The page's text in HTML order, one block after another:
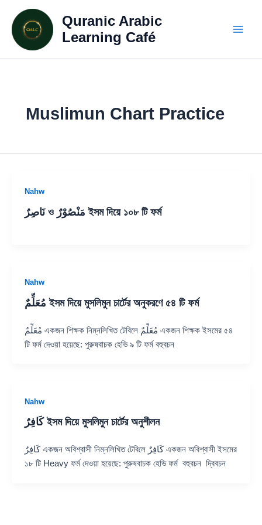
to
content
Quranic Arabic
Learning Café
Muslimun Chart Practice
Nahw
نَاصِرٌ ও مَنْصُوْرٌ ইসম দিয়ে ১০৮ টি ফর্ম
Nahw
مُعَلِّمٌ ইসম দিয়ে মুসলিমুন চার্টের অনুকরণে ৫৪ টি ফর্ম
مُعَلِّمٌ একজন শিক্ষক নিম্নলিখিত টেবিলে مُعَلِّمٌ একজন শিক্ষক ইসমের ৫৪
টি ফর্ম দেওয়া হয়েছে: পুরুষবাচক হেভি ৯ টি ফর্ম বহুবচন
Nahw
كَافِرٌ ইসম দিয়ে মুসলিমুন চার্টের অনুশীলন
كَافِرٌ একজন অবিশ্বাসী নিম্নলিখিত টেবিলে كَافِرٌ একজন অবিশ্বাসী ইসমের
১৮ টি Heavy ফর্ম দেওয়া হয়েছে: পুরুষবাচক হেভি ফর্ম বহুবচন দ্বিবচন